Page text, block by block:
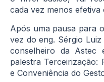
cada vez menos efetiva
Após uma pausa para
vez do eng. Sérgio
conselheiro da
palestra Terceirização:
e Conveniência do